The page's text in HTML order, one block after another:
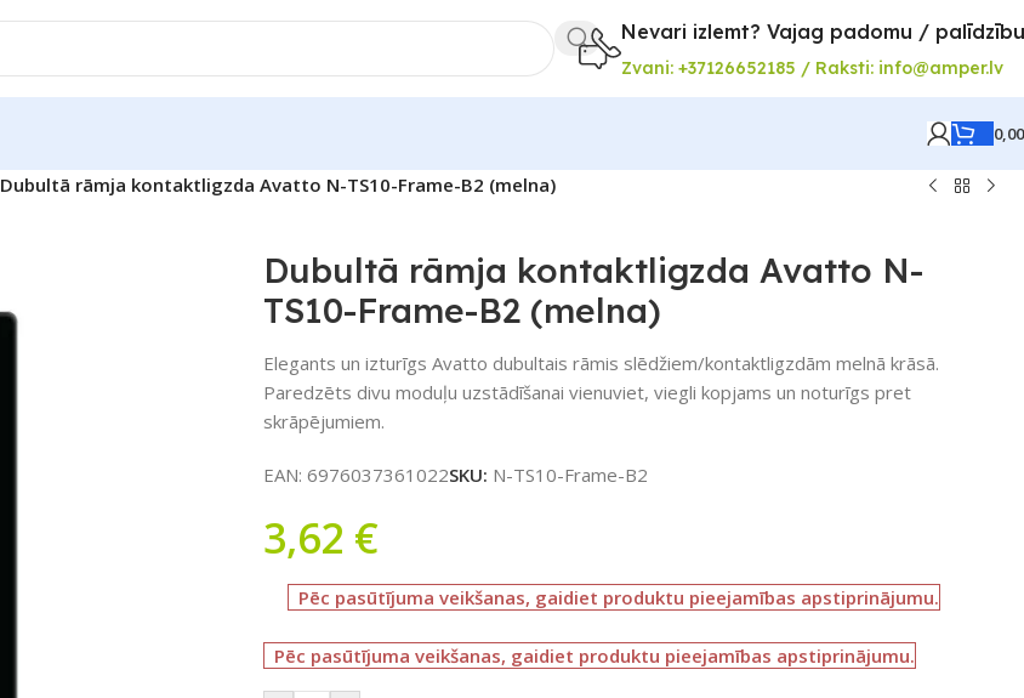
Nevari izlemt? Vajag padomu /
Zvani: +37126652185 / Raksti: info@amper.lv
Dubultā rāmja kontaktligzda Avatto N-TS10-Frame-B2 (melna)
Dubultā rāmja kontaktligzda Avatto N-
TS10-Frame-B2 (melna)
Elegants un izturīgs Avatto dubultais rāmis slēdžiem/kontaktligzdām melnā krāsā.
Paredzēts divu moduļu uzstādīšanai vienuviet, viegli kopjams un noturīgs pret
skrāpējumiem.
EAN: 6976037361022SKU: N-TS10-Frame-B2
3,62 €
Pēc pasūtījuma veikšanas, gaidiet produktu pieejamības apstiprinājumu.
Pēc pasūtījuma veikšanas, gaidiet produktu pieejamības apstiprinājumu.